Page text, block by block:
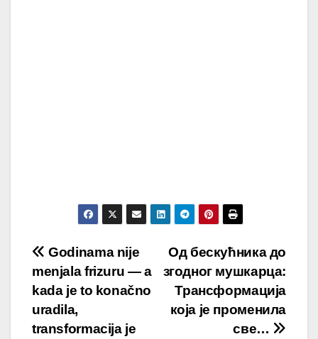
Post
navigation
Од бескућника до
згодног мушкарца:
Трансформација
која је променила
све…
Godinama nije
menjala frizuru — a
kada je to konačno
uradila,
transformacija je